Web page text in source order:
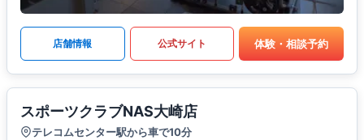
店舗情報 公式サイト 体験・相談予約
スポーツクラブNAS大崎店
テレコムセンター駅から車で10分